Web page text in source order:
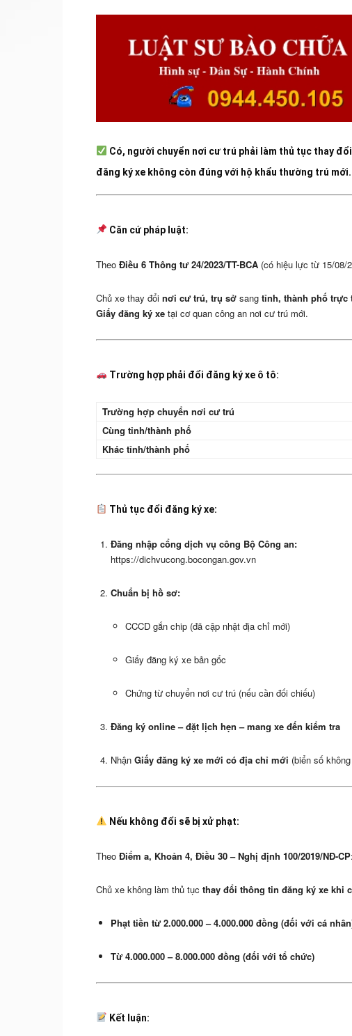
Có, người chuyển nơi cư trú phải làm thủ tục thay
đăng ký xe không còn đúng với hộ khẩu thường trú mới.
Căn cứ pháp luật:
Theo Điều 6 Thông tư 24/2023/TT-BCA (có hiệu lực từ 15/08/
Chủ xe thay đổi nơi cư trú, trụ sở sang tỉnh, thành phố trực
Giấy đăng ký xe tại cơ quan công an nơi cư trú mới.
Trường hợp phải đổi đăng ký xe ô tô:
Trường hợp chuyển nơi cư trú
Cùng tỉnh/thành phố
Khác tỉnh/thành phố
Thủ tục đổi đăng ký xe:
Đăng nhập cổng dịch vụ công Bộ Công an:
https://dichvucong.bocongan.gov.vn
Chuẩn bị hồ sơ:
CCCD gắn chip (đã cập nhật địa chỉ mới)
Giấy đăng ký xe bản gốc
Chứng từ chuyển nơi cư trú (nếu cần đối chiếu)
Đăng ký online – đặt lịch hẹn – mang xe đến kiểm tra
Nhận Giấy đăng ký xe mới có địa chỉ mới (biển số
Nếu không đổi sẽ bị xử phạt:
Theo Điểm a, Khoản 4, Điều 30 – Nghị định 100/2019/NĐ-CP:
Chủ xe không làm thủ tục thay đổi thông tin đăng ký xe khi
Phạt tiền từ 2.000.000 – 4.000.000 đồng (đối với cá
Từ 4.000.000 – 8.000.000 đồng (đối với tổ chức)
Kết luận: